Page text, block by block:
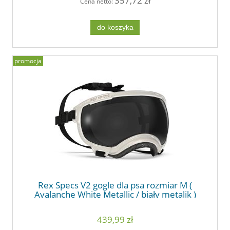
do koszyka
Rex Specs V2 gogle dla psa rozmiar M (
Avalanche White Metallic / biały metalik )
439,99 zł
promocja